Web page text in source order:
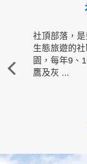
社頂部落，
生態旅遊的
園，每年9、
鷹及灰 ...